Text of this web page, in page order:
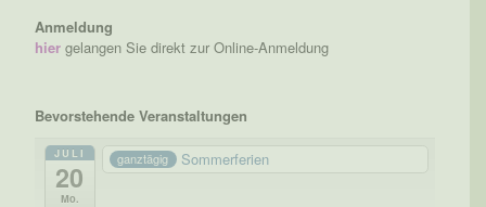
Anmeldung
hier gelangen Sie direkt zur Online-Anmeldung
Bevorstehende Veranstaltungen
JULI
20
Mo.
ganztägig Sommerferien